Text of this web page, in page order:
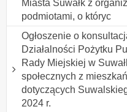
Miasta Suwałk z
podmiotami, o któryc
Ogłoszenie o
Działalności Pożytku
Rady Miejskiej w
społecznych z
dotyczących
2024 r.